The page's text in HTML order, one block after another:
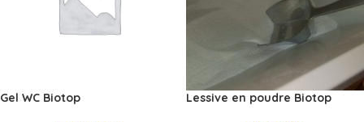
Gel WC Biotop Lessive en poudre Biotop